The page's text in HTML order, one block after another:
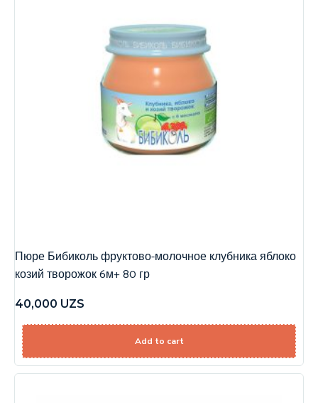
Пюре Бибиколь фруктово-молочное клубника яблоко
козий творожок 6м+ 80 гр
40,000 UZS
Add to cart